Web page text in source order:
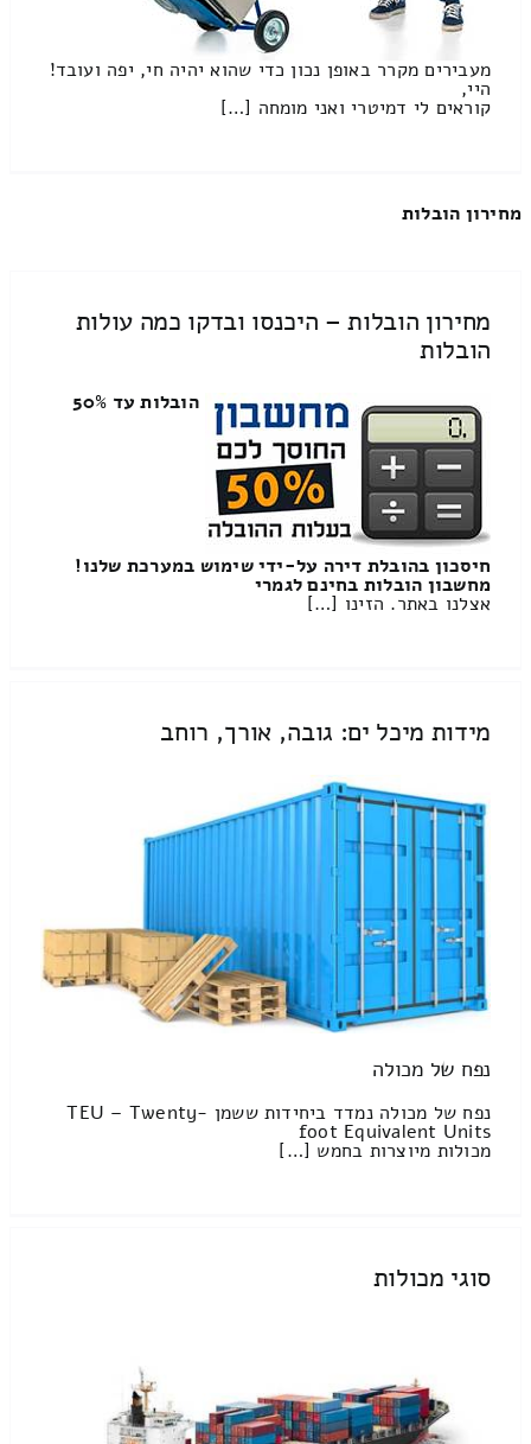
מעבירים מקרר באופן נכון כדי שהוא יהיה חי, יפה ועובד!
היי,
קוראים לי דמיטרי ואני מומחה […]
מחירון הובלות
מחירון הובלות – היכנסו ובדקו כמה עולות
הובלות
הובלות עד 50%
חיסכון בהובלת דירה על-ידי שימוש במערכת שלנו!
מחשבון הובלות בחינם לגמרי
אצלנו באתר. הזינו […]
מידות מיכל ים: גובה, אורך, רוחב
נפח של מכולה
נפח של מכולה נמדד ביחידות ששמן TEU – Twenty-
foot Equivalent Units
מכולות מיוצרות בחמש […]
סוגי מכולות